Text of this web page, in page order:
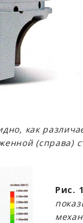
как
(справа)
Рис.